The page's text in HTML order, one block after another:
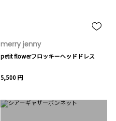
merry jenny
petit flowerフロッキーヘッドドレス
5,500 円